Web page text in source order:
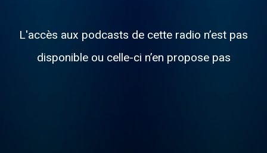
L'accès aux podcasts de cette radio n’est pas
disponible ou celle-ci n’en propose pas